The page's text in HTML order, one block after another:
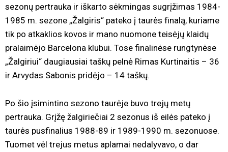
sezonų pertrauka ir iškarto sėkmingas sugrįžimas 1984-
1985 m. sezone „Žalgiris“ pateko į taurės finalą, kuriame
tik po atkaklios kovos ir mano nuomone teisėjų klaidų
pralaimėjo Barcelona klubui. Tose finalinėse rungtynėse
„Žalgiriui“ daugiausiai taškų pelnė Rimas Kurtinaitis – 36
ir Arvydas Sabonis pridėjo – 14 taškų.
Po šio įsimintino sezono taurėje buvo trejų metų
pertrauka. Grįžę žalgiriečiai 2 sezonus iš eilės pateko į
taurės pusfinalius 1988-89 ir 1989-1990 m. sezonuose.
Tuomet vėl trejus metus aplamai nedalyvavo, o dar